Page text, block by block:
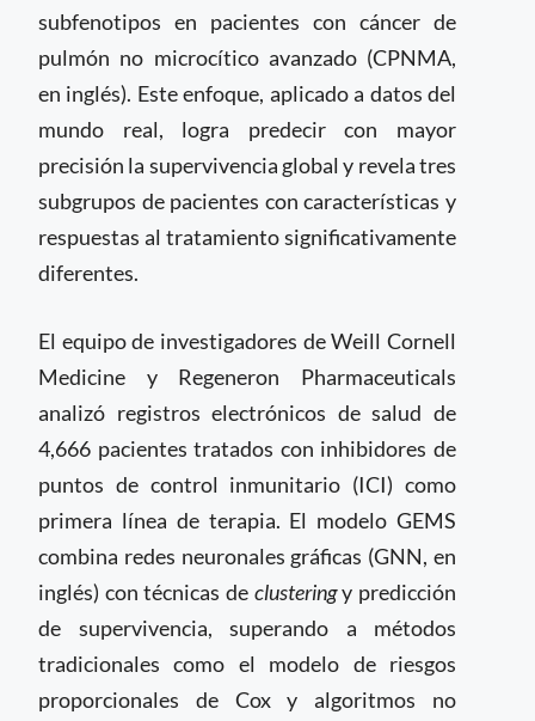
subfenotipos en pacientes con cáncer de
pulmón no microcítico avanzado (CPNMA,
en inglés). Este enfoque, aplicado a datos del
mundo real, logra predecir con mayor
precisión la supervivencia global y revela tres
subgrupos de pacientes con características y
respuestas al tratamiento significativamente
diferentes.
El equipo de investigadores de Weill Cornell
Medicine y Regeneron Pharmaceuticals
analizó registros electrónicos de salud de
4,666 pacientes tratados con inhibidores de
puntos de control inmunitario (ICI) como
primera línea de terapia. El modelo GEMS
combina redes neuronales gráficas (GNN, en
inglés) con técnicas de clusteringy predicción
de supervivencia, superando a métodos
tradicionales como el modelo de riesgos
proporcionales de Cox y algoritmos no